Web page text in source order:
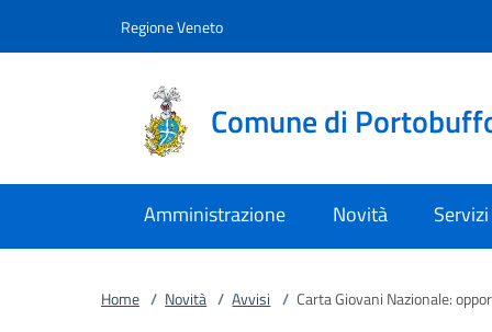
Regione Veneto
Comune di
Amministrazione Novità Servizi
Home / Novità / Avvisi / Carta Giovani Nazionale: